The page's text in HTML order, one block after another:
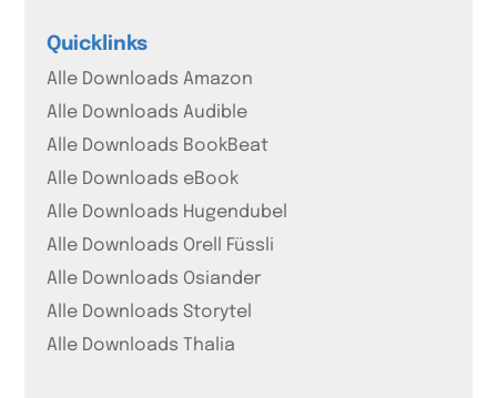
Quicklinks
Alle Downloads Amazon
Alle Downloads Audible
Alle Downloads BookBeat
Alle Downloads eBook
Alle Downloads Hugendubel
Alle Downloads Orell Füssli
Alle Downloads Osiander
Alle Downloads Storytel
Alle Downloads Thalia